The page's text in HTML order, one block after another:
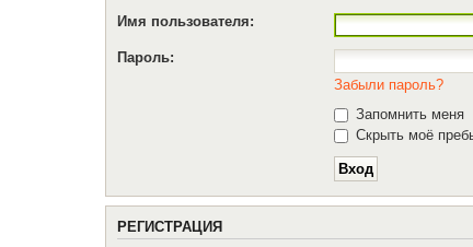
Имя пользователя:
Пароль:
Забыли пароль?
Запомнить меня
Скрыть моё
РЕГИСТРАЦИЯ